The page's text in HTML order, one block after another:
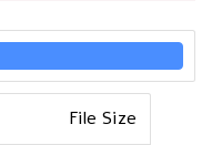
File Size